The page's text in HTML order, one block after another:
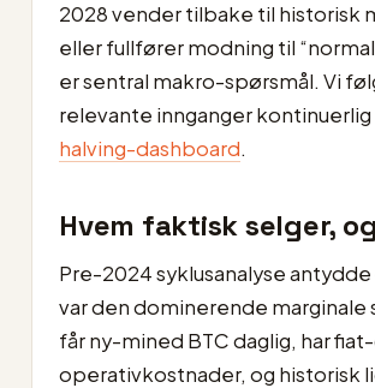
2028 vender tilbake til historisk
eller fullfører modning til
er sentral makro-spørsmål. Vi
relevante innganger kontinuerlig
halving-dashboard.
Hvem faktisk selger,
Pre-2024 syklusanalyse
var den dominerende marginale
får ny-mined BTC daglig, har
operativkostnader, og historisk